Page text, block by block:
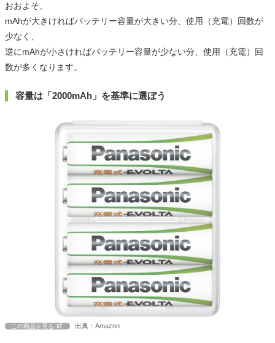
おおよそ、
mAhが大きければバッテリー容量が大きい分、使用（充電）回数が
少なく、
逆にmAhが小さければバッテリー容量が少ない分、使用（充電）回
数が多くなります。
容量は「2000mAh」を基準に選ぼう
この商品を見る 出典：Amazon